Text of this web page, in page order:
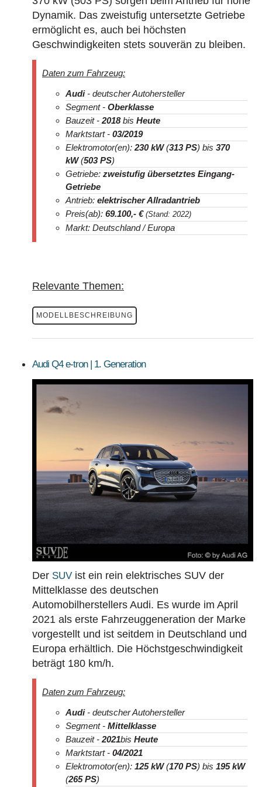
Dynamik. Das zweistufig untersetzte Getriebe
ermöglicht es, auch bei höchsten
Geschwindigkeiten stets souverän zu bleiben.
Daten zum Fahrzeug:
Audi- deutscher Autohersteller
Segment - Oberklasse
Bauzeit - 2018bis Heute
Marktstart - 03/2019
Elektromotor(en): 230 kW(313 PS) bis 370
kW(503 PS)
Getriebe: zweistufig übersetztes Eingang-
Getriebe
Antrieb: elektrischer Allradantrieb
Preis(ab): 69.100,- € (Stand: 2022)
Markt: Deutschland / Europa
Relevante Themen:
MODELLBESCHREIBUNG
Audi Q4 e-tron | 1. Generation
Der SUV ist ein rein elektrisches SUV der
Mittelklasse des deutschen
Automobilherstellers Audi. Es wurde im April
2021 als erste Fahrzeuggeneration der Marke
vorgestellt und ist seitdem in Deutschland und
Europa erhältlich. Die Höchstgeschwindigkeit
beträgt 180 km/h.
Daten zum Fahrzeug:
Audi- deutscher Autohersteller
Segment - Mittelklasse
Bauzeit - 2021bis Heute
Marktstart - 04/2021
Elektromotor(en): 125 kW(170 PS) bis 195 kW
(265 PS)